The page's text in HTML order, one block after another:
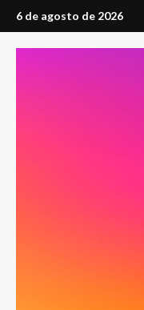
Saltar
al
contenido
6 de agosto de 2026